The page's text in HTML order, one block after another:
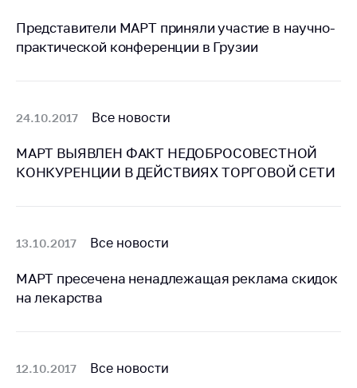
Общественное
обсуждение
товаров
ведения бизнеса
Рекомендации по
COVID-19 для
субъектов торговли,
питания, бытового
обслуживания
антимонопольного
Представители МАРТ приняли участие в научно-
практической конференции в Грузии
24.10.2017 Все новости
МАРТ ВЫЯВЛЕН ФАКТ НЕДОБРОСОВЕСТНОЙ
КОНКУРЕНЦИИ В ДЕЙСТВИЯХ ТОРГОВОЙ СЕТИ
13.10.2017 Все новости
МАРТ пресечена ненадлежащая реклама скидок
на лекарства
12.10.2017 Все новости